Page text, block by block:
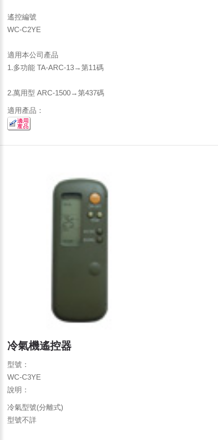
遙控編號
WC-C2YE
適用本公司產品
1.多功能 TA-ARC-13→第11碼
2.萬用型 ARC-1500→第437碼
適用產品：
冷氣機遙控器
型號：
WC-C3YE
說明：
冷氣型號(分離式)
型號不詳